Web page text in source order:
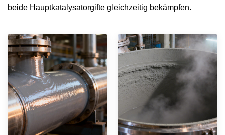
beide Hauptkatalysatorgifte gleichzeitig bekämpfen.